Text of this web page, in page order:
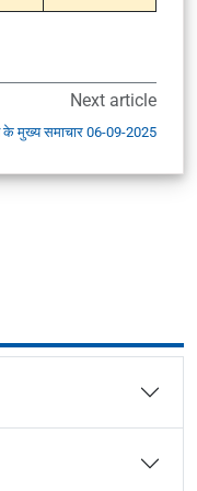
Next article
के मुख्य समाचार 06-09-2025